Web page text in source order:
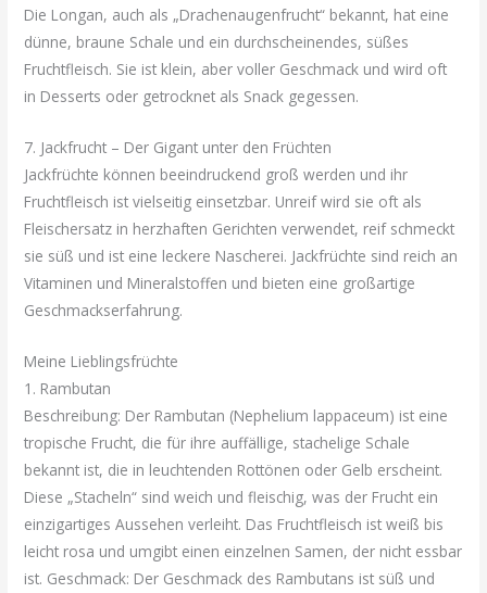
Die Longan, auch als „Drachenaugenfrucht“ bekannt, hat eine
dünne, braune Schale und ein durchscheinendes, süßes
Fruchtfleisch. Sie ist klein, aber voller Geschmack und wird oft
in Desserts oder getrocknet als Snack gegessen.
7. Jackfrucht – Der Gigant unter den Früchten
Jackfrüchte können beeindruckend groß werden und ihr
Fruchtfleisch ist vielseitig einsetzbar. Unreif wird sie oft als
Fleischersatz in herzhaften Gerichten verwendet, reif schmeckt
sie süß und ist eine leckere Nascherei. Jackfrüchte sind reich an
Vitaminen und Mineralstoffen und bieten eine großartige
Geschmackserfahrung.
Meine Lieblingsfrüchte
1. Rambutan
Beschreibung: Der Rambutan (Nephelium lappaceum) ist eine
tropische Frucht, die für ihre auffällige, stachelige Schale
bekannt ist, die in leuchtenden Rottönen oder Gelb erscheint.
Diese „Stacheln“ sind weich und fleischig, was der Frucht ein
einzigartiges Aussehen verleiht. Das Fruchtfleisch ist weiß bis
leicht rosa und umgibt einen einzelnen Samen, der nicht essbar
ist. Geschmack: Der Geschmack des Rambutans ist süß und